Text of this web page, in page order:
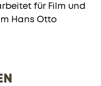
für Film und
Hans Otto